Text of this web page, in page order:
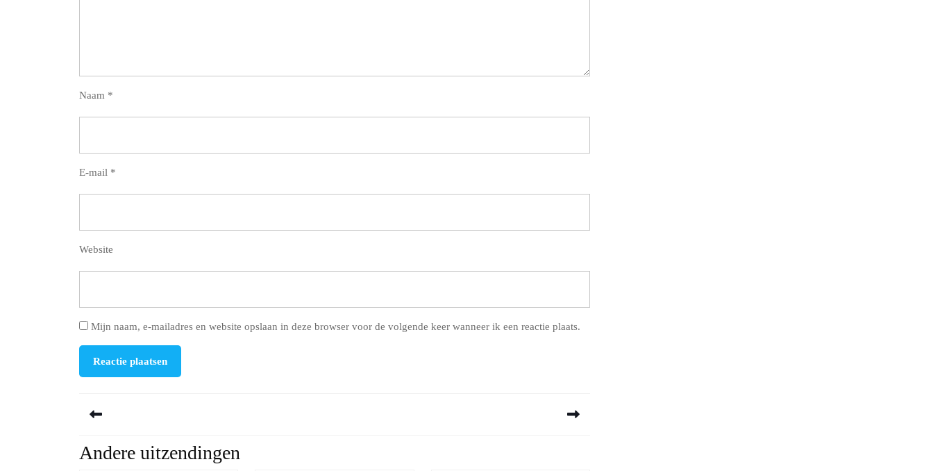
Naam *
E-mail *
Website
Mijn naam, e-mailadres en website opslaan in deze browser voor de volgende keer wanneer ik een reactie plaats.
Previous
Andere uitzendingen